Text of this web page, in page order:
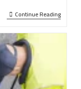
Continue Reading